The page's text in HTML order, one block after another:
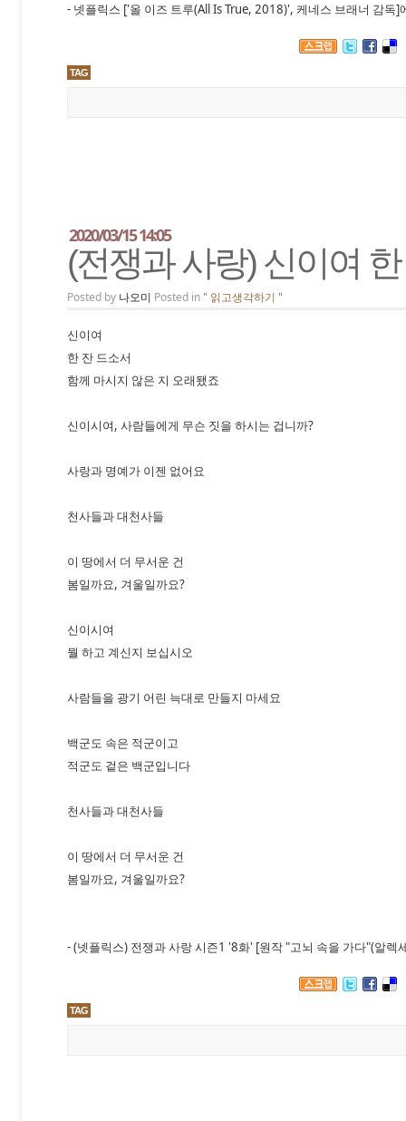
- 넷플릭스 ['올 이즈 트루(All Is True, 2018)', 케네스 브래너 감독]
TAG
(전쟁과 사랑) 신이여
2020/03/15 14:05
Posted by 나오미 Posted in" 읽고생각하기 "
신이여
한 잔 드소서
함께 마시지 않은 지 오래됐죠
신이시여, 사람들에게 무슨 짓을 하시는 겁니까?
사랑과 명예가 이젠 없어요
천사들과 대천사들
이 땅에서 더 무서운 건
봄일까요, 겨울일까요?
신이시여
뭘 하고 계신지 보십시오
사람들을 광기 어린 늑대로 만들지 마세요
백군도 속은 적군이고
적군도 겉은 백군입니다
천사들과 대천사들
이 땅에서 더 무서운 건
봄일까요, 겨울일까요?
- (넷플릭스) 전쟁과 사랑 시즌1 '8화' [원작 "고뇌 속을 가다"(알렉
TAG